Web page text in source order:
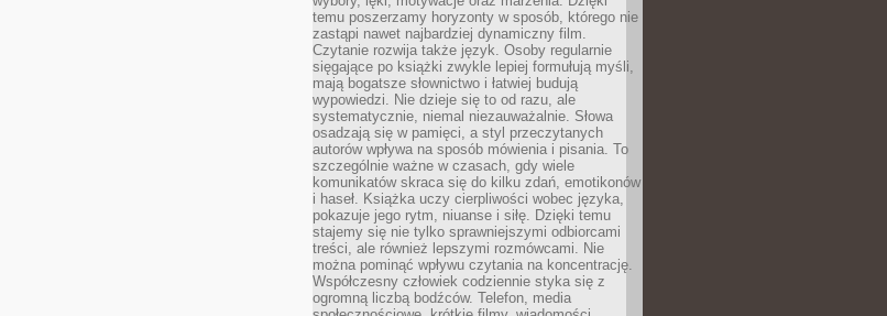
temu poszerzamy horyzonty w sposób, którego nie
zastąpi nawet najbardziej dynamiczny film.
Czytanie rozwija także język. Osoby regularnie
sięgające po książki zwykle lepiej formułują myśli,
mają bogatsze słownictwo i łatwiej budują
wypowiedzi. Nie dzieje się to od razu, ale
systematycznie, niemal niezauważalnie. Słowa
osadzają się w pamięci, a styl przeczytanych
autorów wpływa na sposób mówienia i pisania. To
szczególnie ważne w czasach, gdy wiele
komunikatów skraca się do kilku zdań, emotikonów
i haseł. Książka uczy cierpliwości wobec języka,
pokazuje jego rytm, niuanse i siłę. Dzięki temu
stajemy się nie tylko sprawniejszymi odbiorcami
treści, ale również lepszymi rozmówcami. Nie
można pominąć wpływu czytania na koncentrację.
Współczesny człowiek codziennie styka się z
ogromną liczbą bodźców. Telefon, media